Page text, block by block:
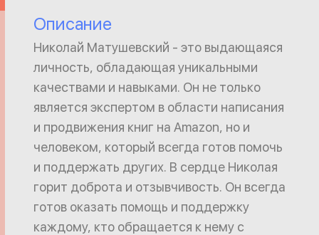
Описание
Николай Матушевский - это выдающаяся
личность, обладающая уникальными
качествами и навыками. Он не только
является экспертом в области написания
и продвижения книг на Amazon, но и
человеком, который всегда готов помочь
и поддержать других. В сердце Николая
горит доброта и отзывчивость. Он всегда
готов оказать помощь и поддержку
каждому, кто обращается к нему с